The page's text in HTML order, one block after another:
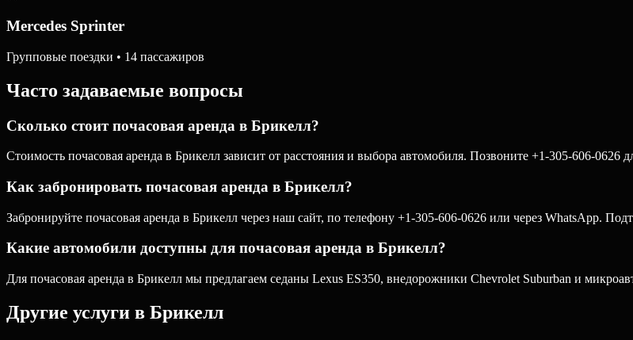
Mercedes Sprinter
Групповые поездки • 14 пассажиров
Часто задаваемые вопросы
Сколько стоит почасовая аренда в Брикелл?
Стоимость почасовая аренда в Брикелл зависит от расстояния и выбора автомобиля. Позвоните +1-305-606-0626
Как забронировать почасовая аренда в Брикелл?
Забронируйте почасовая аренда в Брикелл через наш сайт, по телефону +1-305-606-0626 или через WhatsApp.
Какие автомобили доступны для почасовая аренда в Брикелл?
Для почасовая аренда в Брикелл мы предлагаем седаны Lexus ES350, внедорожники Chevrolet Suburban и
Другие услуги в Брикелл